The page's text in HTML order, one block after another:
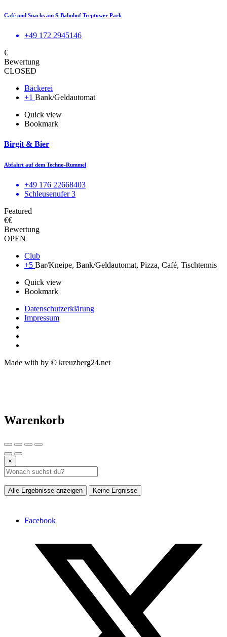
Café und Snacks am S-Bahnhof Treptower Park
+49 172 2945146
€
Bewertung
CLOSED
Bäckerei
+1 Bank/Geldautomat
Quick view
Bookmark
Birgit & Bier
Abfahrt auf dem Techno-Rummel
+49 176 22668403
Schleusenufer 3
Featured
€€
Bewertung
OPEN
Club
+5 Bar/Kneipe, Bank/Geldautomat, Pizza, Café, Tischtennis
Quick view
Bookmark
Datenschutzerklärung
Impressum
Made with by © kreuzberg24.net
Warenkorb
×
Alle Ergebnisse anzeigen Keine Ergnisse
Facebook